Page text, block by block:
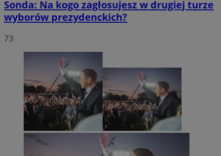
Sonda: Na kogo zagłosujesz w drugiej turze
wyborów prezydenckich?
73